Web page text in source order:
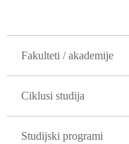
Fakulteti / akademije
Ciklusi studija
Studijski programi